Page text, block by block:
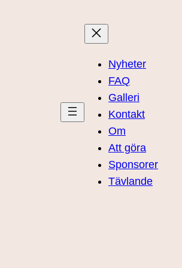
Nyheter
FAQ
Galleri
Kontakt
Om
Att göra
Sponsorer
Tävlande